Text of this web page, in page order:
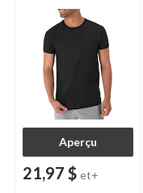
Aperçu
21,97 $ et+